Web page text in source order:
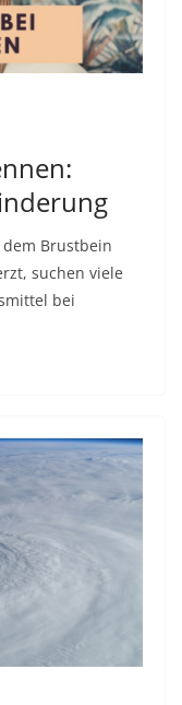
Brustbein
suchen viele
bei